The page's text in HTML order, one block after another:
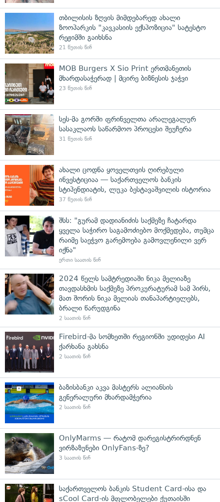
თბილისის ზღვის მიმდებარედ ახალი
ზოოპარკის "კავკასიის ექსპოზიცია" სატესტო
რეჟიმში გაიხსნა
21 წუთის წინ
MOB Burgers X Sio Print ერთმანეთის
მხარდასაჭერად | მცირე ბიზნესის ჯაჭვი
23 წუთის წინ
სეს-მა გორში ფრინველთა არალეგალურ
სასაკლაოს საწარმოო პროცესი შეუჩერა
31 წუთის წინ
ახალი ცოდნა ყოველთვის ღირებული
ინვესტიციაა — საქართველოს ბანკის
სტიპენდიატის, ლუკა ბესტავაშვილის ისტორია
37 წუთის წინ
შსს: "გურამ დადიანიძის საქმეზე ჩატარდა
ყველა საჭირო საგამოძიებო მოქმედება, თუმცა
რაიმე საეჭვო გარემოება გამოვლენილი ვერ
იქნა"
ერთი საათის წინ
2024 წელს სამტრედიაში ნიკა მელიაზე
თავდასხმის საქმეზე პროკურატურამ სამ პირს,
მათ შორის ნიკა მელიას თანაპარტიელებს,
ბრალი წარუდგინა
2 საათის წინ
Firebird-მა სომხეთში რეგიონში უდიდესი AI
ქარხანა გახსნა
2 საათის წინ
ბაზისბანკი აკვა მასტერს ალიანსის
გენერალური მხარდამჭერია
2 საათის წინ
OnlyMarms — რატომ დარეგისტრირდნენ
ვირზაზუნები OnlyFans-ზე?
3 საათის წინ
საქართველოს ბანკის Student Card-ისა და
sCool Card-ის მფლობელები ქუთაისში